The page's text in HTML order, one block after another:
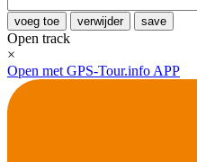
voeg toe verwijder save
Open track
×
Open met GPS-Tour.info APP